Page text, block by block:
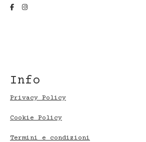
Info
Privacy Policy
Cookie Policy
Termini e condizioni